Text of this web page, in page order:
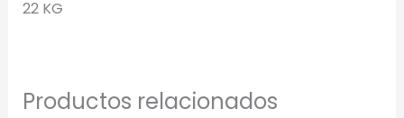
22 KG
Productos relacionados